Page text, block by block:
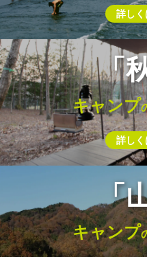
詳し
「
キャンプ
詳し
「
キャンプ